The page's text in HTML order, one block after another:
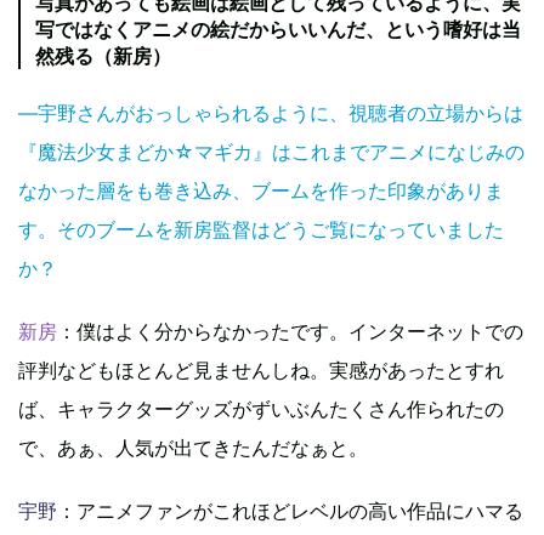
写ではなくアニメの絵だからいいんだ、という嗜好は当
然残る（新房）
―宇野さんがおっしゃられるように、視聴者の立場からは
『魔法少女まどか☆マギカ』はこれまでアニメになじみの
なかった層をも巻き込み、ブームを作った印象がありま
す。そのブームを新房監督はどうご覧になっていました
か？
新房 ：僕はよく分からなかったです。インターネットでの
評判などもほとんど見ませんしね。実感があったとすれ
ば、キャラクターグッズがずいぶんたくさん作られたの
で、あぁ、人気が出てきたんだなぁと。
宇野 ：アニメファンがこれほどレベルの高い作品にハマる